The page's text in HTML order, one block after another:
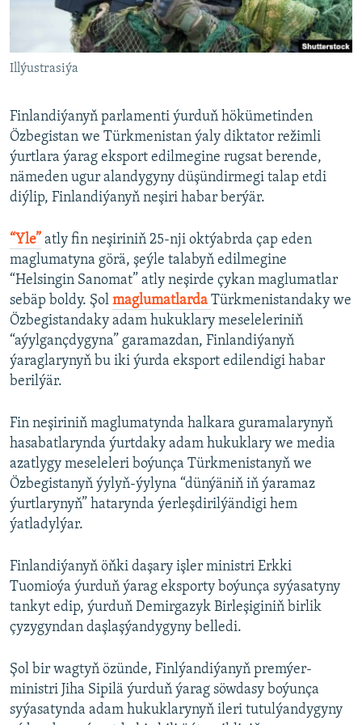
Illýustrasiýa
Finlandiýanyň parlamenti ýurduň hökümetinden
Özbegistan we Türkmenistan ýaly diktator režimli
ýurtlara ýarag eksport edilmegine rugsat berende,
nämeden ugur alandygyny düşündirmegi talap etdi
diýlip, Finlandiýanyň neşiri habar berýär.
“Yle” atly fin neşiriniň 25-nji oktýabrda çap eden
maglumatyna görä, şeýle talabyň edilmegine
“Helsingin Sanomat” atly neşirde çykan maglumatlar
sebäp boldy. Şol maglumatlarda Türkmenistandaky we
Özbegistandaky adam hukuklary meseleleriniň
“aýylgançdygyna” garamazdan, Finlandiýanyň
ýaraglarynyň bu iki ýurda eksport edilendigi habar
berilýär.
Fin neşiriniň maglumatynda halkara guramalarynyň
hasabatlarynda ýurtdaky adam hukuklary we media
azatlygy meseleleri boýunça Türkmenistanyň we
Özbegistanyň ýylyň-ýylyna “dünýäniň iň ýaramaz
ýurtlarynyň” hatarynda ýerleşdirilýändigi hem
ýatladylýar.
Finlandiýanyň öňki daşary işler ministri Erkki
Tuomioýa ýurduň ýarag eksporty boýunça syýasatyny
tankyt edip, ýurduň Demirgazyk Birleşiginiň birlik
çyzygyndan daşlaşýandygyny belledi.
Şol bir wagtyň özünde, Finlýandiýanyň premýer-
ministri Jiha Sipilä ýurduň ýarag söwdasy boýunça
syýasatynda adam hukuklarynyň ileri tutulýandygyny